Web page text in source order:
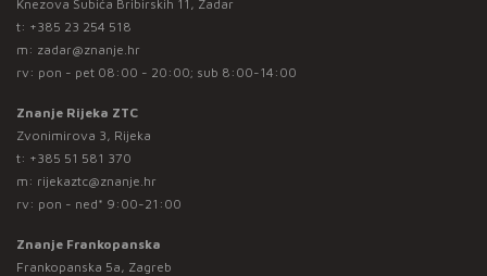
Knezova Šubića Bribirskih 11, Zadar
t: +385 23 254 518
m: zadar@znanje.hr
rv: pon - pet 08:00 - 20:00; sub 8:00-14:00
Znanje Rijeka ZTC
Zvonimirova 3, Rijeka
t: +385 51 581 370
m: rijekaztc@znanje.hr
rv: pon - ned* 9:00-21:00
Znanje Frankopanska
Frankopanska 5a, Zagreb